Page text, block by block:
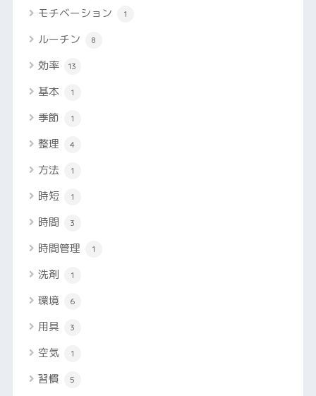
モチベーション 1
ルーチン 8
効率 13
基本 1
季節 1
整理 4
方法 1
時短 1
時間 3
時間管理 1
洗剤 1
環境 6
用具 3
空気 1
習慣 5